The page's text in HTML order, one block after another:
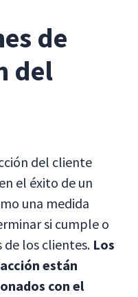
de
del
del cliente
el éxito de un
una medida
si cumple o
de los clientes. Los
están
con el